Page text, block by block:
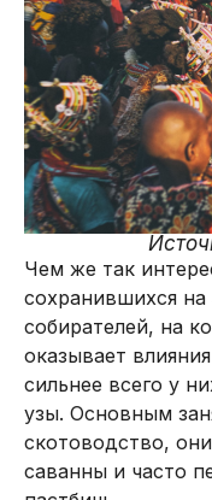
Чем же так
сохранившихся
собирателей, на
оказывает
сильнее всего у
узы. Основным
скотоводство,
саванны и часто